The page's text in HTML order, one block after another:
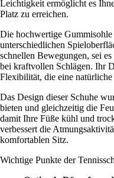
Leichtigkeit ermöglicht es
Platz zu erreichen.
Die hochwertige
unterschiedlichen
schnellen Bewegungen, sei
bei kraftvollen Schlägen. Ihr
Flexibilität, die eine
Das Design dieser Schuhe
bieten und gleichzeitig die
damit Ihre Füße kühl und
verbessert die
komfortablen Sitz.
Wichtige Punkte der